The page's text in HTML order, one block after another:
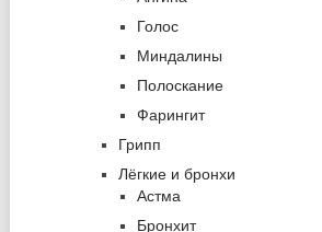
Голос
Миндалины
Полоскание
Фарингит
Грипп
Лёгкие и бронхи
Астма
Бронхит